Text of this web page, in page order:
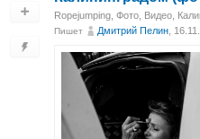
Ropejumping Фото Видео
Пишет Дмитрий Пелин ,